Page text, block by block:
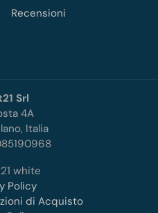
Recensioni
Srl
4A
Italia
Policy
di Acquisto